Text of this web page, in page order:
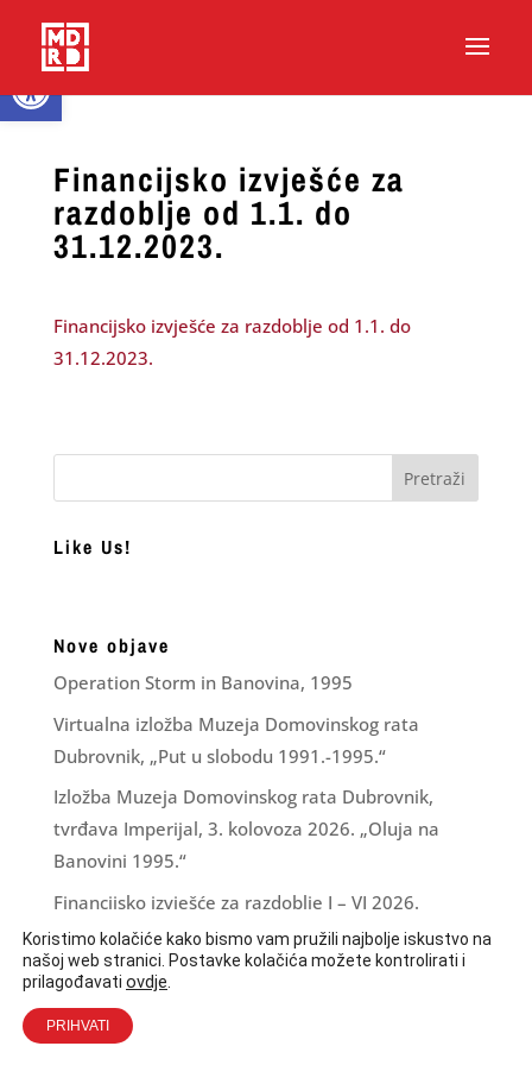
Open toolbar
Financijsko izvješće za
razdoblje od 1.1. do
31.12.2023.
Financijsko izvješće za razdoblje od 1.1. do
31.12.2023.
Like Us!
Nove objave
Operation Storm in Banovina, 1995
Virtualna izložba Muzeja Domovinskog rata
Dubrovnik, „Put u slobodu 1991.-1995.“
Izložba Muzeja Domovinskog rata Dubrovnik,
tvrđava Imperijal, 3. kolovoza 2026. „Oluja na
Banovini 1995.“
Financijsko izvješće za razdoblje I – VI 2026.
LJUBAV ZNA ŠTO JOJ JE ČINITI
Koristimo kolačiće kako bismo vam pružili najbolje iskustvo na
našoj web stranici. Postavke kolačića možete kontrolirati i
prilagođavati ovdje.
PRIHVATI